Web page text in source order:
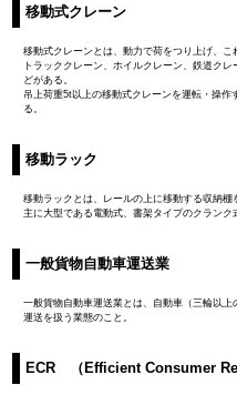
移動式クレーン
移動式クレーンとは、動力で荷をつり上げ、こ
トラッククレーン、ホイルクレーン、鉄道ク
どがある。
吊上荷重5t以上の移動式クレーンを運転・操
る。
移動ラック
移動ラックとは、レールの上に移動する収納棚
主に大型である電動式、書架タイプのクランク
一般貨物自動車運送業
一般貨物自動車運送業とは、自動車（三輪以
運送を扱う業態のこと。
ECR （Efficient Consumer